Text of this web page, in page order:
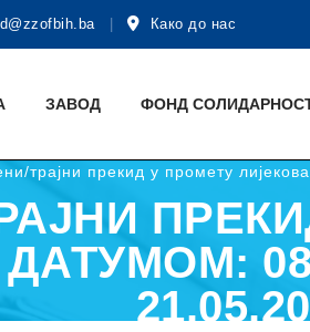
Како до нас
ЗАВОД ФОНД
трајни прекид у промету